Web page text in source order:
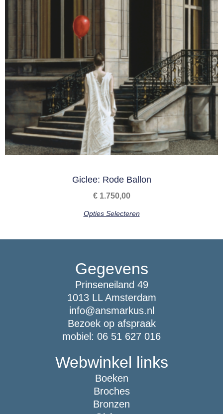
Giclee: Rode Ballon
€1.750,00
Opties Selecteren
Gegevens
Prinseneiland 49
1013 LL Amsterdam
info@ansmarkus.nl
Bezoek op afspraak
mobiel: 06 51 627 016
Webwinkel links
Boeken
Broches
Bronzen